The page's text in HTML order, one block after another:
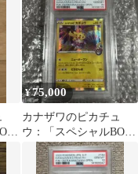
念」 PROM…
¥75,000
カナザワのピカチュ
ウ：「スペシャルBOX
ポケモンセンターカナ
ザワオープン記念…